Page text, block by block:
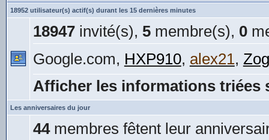
18952 utilisateur(s) actif(s) durant les 15 dernières minutes
18947invité(s), 5membre(s), 0
Google.com, HXP910, alex21,
Afficher les informations triées
Les anniversaires du jour
44membres fêtent leur